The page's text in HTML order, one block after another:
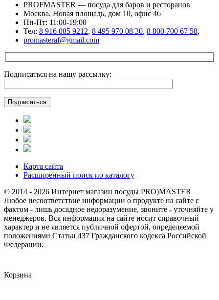
PROFMASTER — посуда для баров и ресторанов
Москва, Новая площадь, дом 10, офис 46
Пн-Пт: 11:00-19:00
Тел: 8 916 085 9212, 8 495 970 08 30, 8 800 700 67 58,
promasteraf@gmail.com
Подписаться на нашу рассылку:
Карта сайта
Расширенный поиск по каталогу
© 2014 - 2026 Интернет магазин посуды PRO)MASTER
Любое несоответствие информации о продукте на сайте с
фактом - лишь досадное недоразумение, звоните - уточняйте у
менеджеров. Вся информация на сайте носит справочный
характер и не является публичной офертой, определяемой
положениями Статьи 437 Гражданского кодекса Российской
Федерации.
Корзина